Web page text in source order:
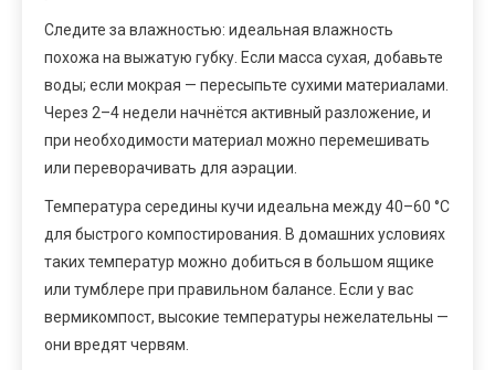
Следите за влажностью: идеальная влажность
похожа на выжатую губку. Если масса сухая, добавьте
воды; если мокрая — пересыпьте сухими материалами.
Через 2–4 недели начнётся активный разложение, и
при необходимости материал можно перемешивать
или переворачивать для аэрации.
Температура середины кучи идеальна между 40–60 °C
для быстрого компостирования. В домашних условиях
таких температур можно добиться в большом ящике
или тумблере при правильном балансе. Если у вас
вермикомпост, высокие температуры нежелательны —
они вредят червям.